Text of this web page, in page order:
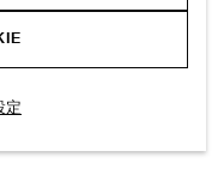
定